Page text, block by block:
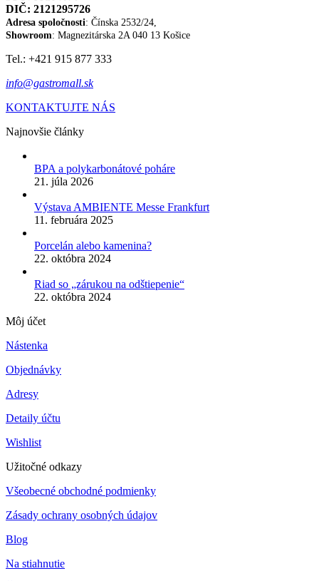
DIČ: 2121295726
Adresa spoločnosti: Čínska 2532/24,
Showroom: Magnezitárska 2A 040 13 Košice
Tel.: +421 915 877 333
info@gastromall.sk
KONTAKTUJTE NÁS
Najnovšie články
BPA a polykarbonátové poháre
21. júla 2026
Výstava AMBIENTE Messe Frankfurt
11. februára 2025
Porcelán alebo kamenina?
22. októbra 2024
Riad so „zárukou na odštiepenie“
22. októbra 2024
Môj účet
Nástenka
Objednávky
Adresy
Detaily účtu
Wishlist
Užitočné odkazy
Všeobecné obchodné podmienky
Zásady ochrany osobných údajov
Blog
Na stiahnutie